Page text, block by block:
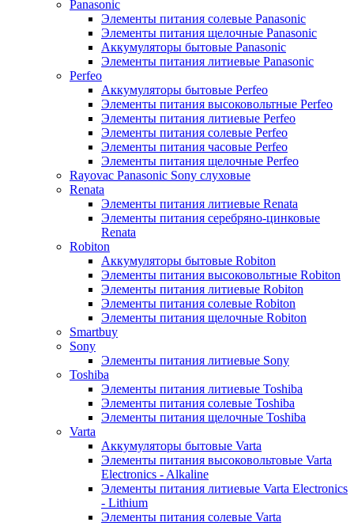
Panasonic
Элементы питания солевые Panasonic
Элементы питания щелочные Panasonic
Аккумуляторы бытовые Panasonic
Элементы питания литиевые Panasonic
Perfeo
Аккумуляторы бытовые Perfeo
Элементы питания высоковольтные Perfeo
Элементы питания литиевые Perfeo
Элементы питания солевые Perfeo
Элементы питания часовые Perfeo
Элементы питания щелочные Perfeo
Rayovac Panasonic Sony слуховые
Renata
Элементы питания литиевые Renata
Элементы питания серебряно-цинковые
Renata
Robiton
Аккумуляторы бытовые Robiton
Элементы питания высоковольтные Robiton
Элементы питания литиевые Robiton
Элементы питания солевые Robiton
Элементы питания щелочные Robiton
Smartbuy
Sony
Элементы питания литиевые Sony
Toshiba
Элементы питания литиевые Toshiba
Элементы питания солевые Toshiba
Элементы питания щелочные Toshiba
Varta
Аккумуляторы бытовые Varta
Элементы питания высоковольтовые Varta
Electronics - Alkaline
Элементы питания литиевые Varta Electronics
- Lithium
Элементы питания солевые Varta